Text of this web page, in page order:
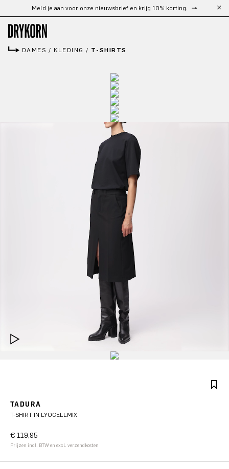
Ga naar de hoofdinhoud
Gratis verzending vanaf €300
DAMES / KLEDING / T-SHIRTS
TADURA
T-SHIRT IN LYOCELLMIX
€ 119,95
Prijzen incl. BTW en excl. verzendkosten